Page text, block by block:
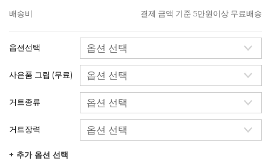
배송비 결제 금액 기준 5만원이상 무료배송
옵션선택
사은품 그립 (무료)
거트종류
거트장력
+ 추가 옵션 선택